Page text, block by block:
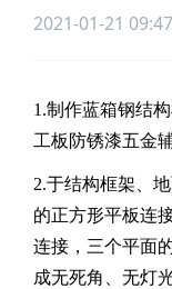
2021-01-21
1.制作蓝箱钢结
工板防锈漆五金
2.于结构框架、
的正方形平板连
连接，三个平面
成无死角、无灯